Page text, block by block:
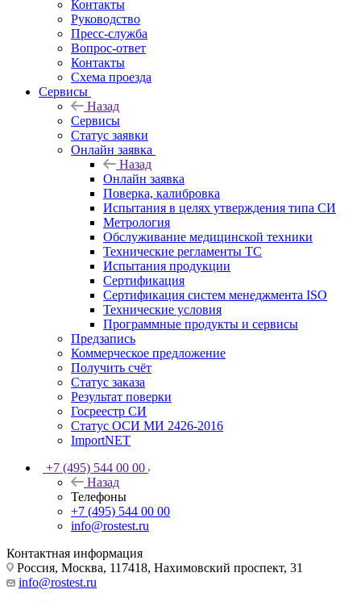
Контакты
Руководство
Пресс-служба
Вопрос-ответ
Контакты
Схема проезда
Сервисы
Назад
Сервисы
Статус заявки
Онлайн заявка
Назад
Онлайн заявка
Поверка, калибровка
Испытания в целях утверждения типа СИ
Метрология
Обслуживание медицинской техники
Технические регламенты ТС
Испытания продукции
Сертификация
Сертификация систем менеджмента ISO
Технические условия
Программные продукты и сервисы
Предзапись
Коммерческое предложение
Получить счёт
Статус заказа
Результат поверки
Госреестр СИ
Статус ОСИ МИ 2426-2016
ImportNET
+7 (495) 544 00 00
Назад
Телефоны
+7 (495) 544 00 00
info@rostest.ru
Контактная информация
Россия, Москва, 117418, Нахимовский проспект, 31
info@rostest.ru